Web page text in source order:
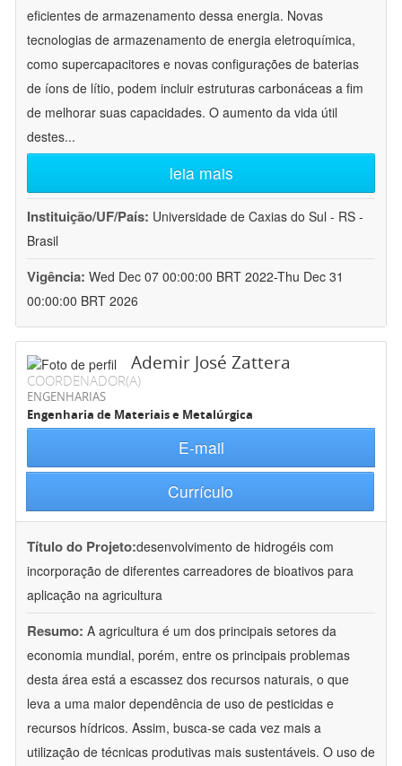
eficientes de armazenamento dessa energia. Novas
tecnologias de armazenamento de energia eletroquímica,
como supercapacitores e novas configurações de baterias
de íons de lítio, podem incluir estruturas carbonáceas a fim
de melhorar suas capacidades. O aumento da vida útil
destes...
leia mais
Instituição/UF/País: Universidade de Caxias do Sul - RS -
Brasil
Vigência: Wed Dec 07 00:00:00 BRT 2022-Thu Dec 31
00:00:00 BRT 2026
Ademir José Zattera
COORDENADOR(A)
ENGENHARIAS
Engenharia de Materiais e Metalúrgica
E-mail
Currículo
Título do Projeto:desenvolvimento de hidrogéis com
incorporação de diferentes carreadores de bioativos para
aplicação na agricultura
Resumo: A agricultura é um dos principais setores da
economia mundial, porém, entre os principais problemas
desta área está a escassez dos recursos naturais, o que
leva a uma maior dependência de uso de pesticidas e
recursos hídricos. Assim, busca-se cada vez mais a
utilização de técnicas produtivas mais sustentáveis. O uso de